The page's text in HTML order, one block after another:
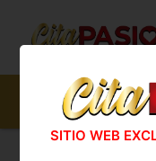
perfiles,
SITIO WEB